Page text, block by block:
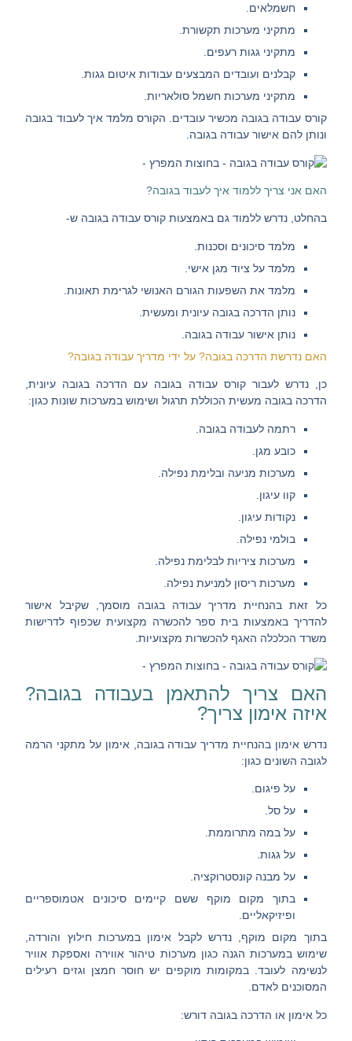
חשמלאים.
מתקיני מערכות תקשורת.
מתקיני גגות רעפים.
קבלנים ועובדים המבצעים עבודות איטום גגות.
מתקיני מערכות חשמל סולאריות.
קורס עבודה בגובה מכשיר עובדים. הקורס מלמד איך לעבוד בגובה
ונותן להם אישור עבודה בגובה.
האם אני צריך ללמוד איך לעבוד בגובה?
בהחלט, נדרש ללמוד גם באמצעותקורס עבודה בגובה ש-
מלמדסיכונים וסכנות
מלמד על ציוד מגן אישי
מלמד את השפעות הגורם האנושי לגרימת תאונות.
נותן הדרכה בגובה עיונית ומעשית
נותן אישור עבודה בגובה
האם נדרשת הדרכה בגובה? על ידי מדריך עבודה בגובה?
כן,נדרש לעבור קורס עבודה בגובה עם הדרכה בגובה עיונית,
הדרכה בגובה מעשית הכוללת תרגול ושימוש במערכות שונות כגון:
רתמה לעבודה בגובה.
כובע מגן
מערכות מניעה ובלימת נפילה.
קוו עיגון
נקודות עיגון
בולמי נפילה
מערכות ציריות לבלימת נפילה.
מערכות ריסון למניעת נפילה.
כל זאת בהנחיית מדריך עבודה בגובה מוסמך, שקיבל אישור
להדריך באמצעות בית ספר להכשרה מקצועית שכפוף לדרישות
משרד הכלכלה האגף להכשרות מקצועיות.
האם צריך להתאמן בעבודה בגובה?
איזה אימון צריך?
נדרש אימון בהנחיית מדריך עבודה בגובה, אימון על מתקני הרמה
לגובה השונים כגון:
על פיגום.
על סל.
על במה מתרוממת.
על גגות.
על מבנה קונסטרוקציה.
בתוך מקום מוקף ששם קיימים סיכונים אטמוספריים
ופיזיקאליים.
בתוך מקום מוקף , נדרש לקבל אימון במערכות חילוץ והורדה,
שימוש במערכות הגנה כגון מערכות טיהור אווירה ואספקת אוויר
לנשימה לעובד. במקומות מוקפים יש חוסר חמצן וגזים רעילים
המסוכנים לאדם.
כל אימון או הדרכה בגובה דורש: